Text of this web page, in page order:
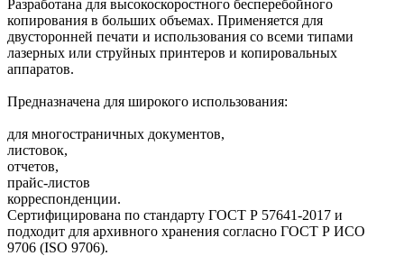
Разработана для высокоскоростного бесперебойного
копирования в больших объемах. Применяется для
двусторонней печати и использования со всеми типами
лазерных или струйных принтеров и копировальных
аппаратов.
Предназначена для широкого использования:
для многостраничных документов,
листовок,
отчетов,
прайс-листов
корреспонденции.
Сертифицирована по стандарту ГОСТ Р 57641-2017 и
подходит для архивного хранения согласно ГОСТ Р ИСО
9706 (ISO 9706).